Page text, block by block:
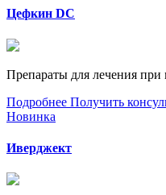
Цефкин DC
Препараты для лечения при
Подробнее Получить
Новинка
Иверджект